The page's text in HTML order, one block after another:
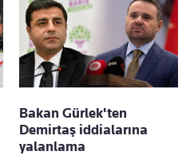
Bakan Gürlek'ten
Demirtaş iddialarına
yalanlama